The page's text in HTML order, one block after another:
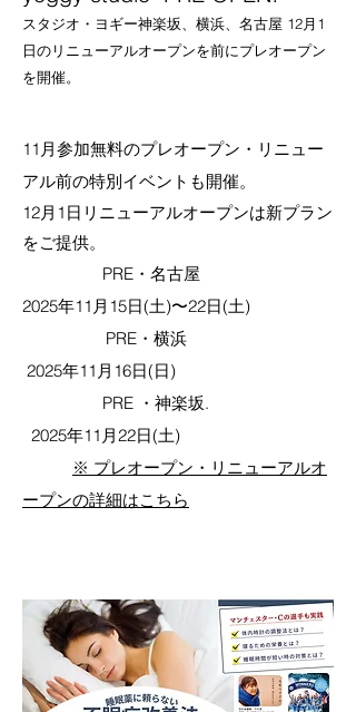
スタジオ・ヨギー神楽坂、横浜、名古屋 12月1
日のリニューアルオープンを前にプレオープン
を開催。
11月参加無料のプレオープン・リニュー
アル前の特別イベントも開催。
12月1日リニューアルオープンは新プラン
をご提供。
PRE・名古屋
2025年11月15日(土)〜22日(土)
PRE・横浜
2025年11月16日(日)
PRE ・神楽坂.
2025年11月22日(土)
※ プレオープン・リニューアルオ
ープンの詳細はこちら